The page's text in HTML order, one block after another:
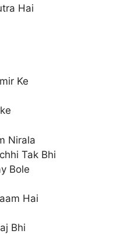
Hai
Ke
Nirala
Tak Bhi
Bole
Hai
Bhi